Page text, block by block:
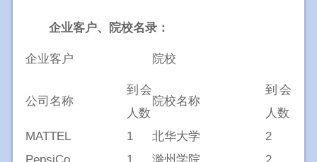
企业客户、院校名录：
企业客户 院校
公司名称
到会
人数
院校名称
到会
人数
MATTEL
1 北华大学
2